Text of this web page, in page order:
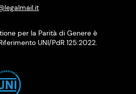
per la Parità di Genere è
UNI/PdR 125:2022.